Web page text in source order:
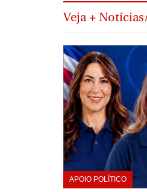
Veja +
APOIO POLÍTICO